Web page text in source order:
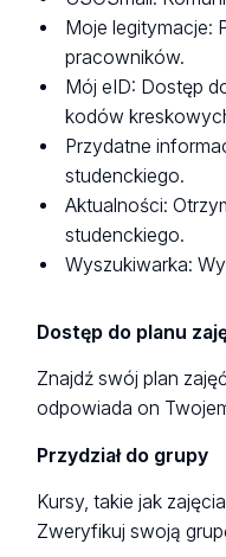
Moje legitymacje:
pracowników.
Mój eID: Dostęp
kodów
Przydatne
studenckiego.
Aktualności:
studenckiego.
Wyszukiwarka:
Dostęp do planu
Znajdź swój plan
odpowiada on
Przydział do grupy
Kursy, takie jak
Zweryfikuj swoją